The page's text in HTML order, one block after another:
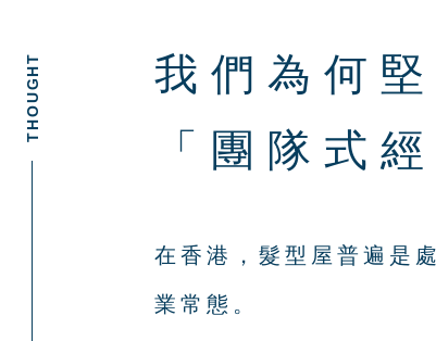
我們為何堅
「團隊式
在香港，髮型屋普遍是
業常態。